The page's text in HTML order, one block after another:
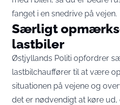
fanget i en snedrive på vejen.
Særligt
lastbiler
Østjyllands Politi opfordrer
lastbilchauffører til at være
situationen på vejene og
det er nødvendigt at køre ud,